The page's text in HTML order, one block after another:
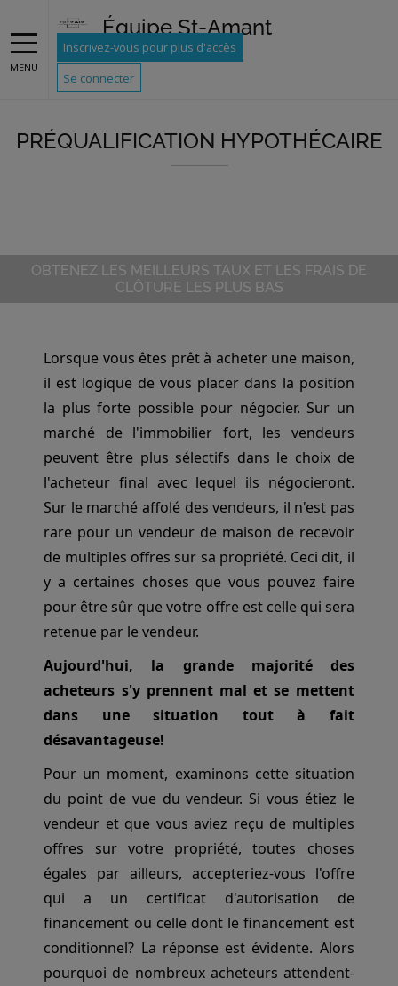
MENU
Équipe St-Amant
Inscrivez-vous pour plus d'accès
Se connecter
PRÉQUALIFICATION HYPOTHÉCAIRE
OBTENEZ LES MEILLEURS TAUX ET LES FRAIS DE
CLÔTURE LES PLUS BAS
Lorsque vous êtes prêt à acheter une maison,
il est logique de vous placer dans la position
la plus forte possible pour négocier. Sur un
marché de l'immobilier fort, les vendeurs
peuvent être plus sélectifs dans le choix de
l'acheteur final avec lequel ils négocieront.
Sur le marché affolé des vendeurs, il n'est pas
rare pour un vendeur de maison de recevoir
de multiples offres sur sa propriété. Ceci dit, il
y a certaines choses que vous pouvez faire
pour être sûr que votre offre est celle qui sera
retenue par le vendeur.
Aujourd'hui, la grande majorité des
acheteurs s'y prennent mal et se mettent
dans une situation tout à fait
désavantageuse!
Pour un moment, examinons cette situation
du point de vue du vendeur. Si vous étiez le
vendeur et que vous aviez reçu de multiples
offres sur votre propriété, toutes choses
égales par ailleurs, accepteriez-vous l'offre
qui a un certificat d'autorisation de
financement ou celle dont le financement est
conditionnel? La réponse est évidente. Alors
pourquoi de nombreux acheteurs attendent-